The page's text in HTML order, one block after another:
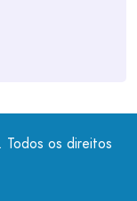
os direitos